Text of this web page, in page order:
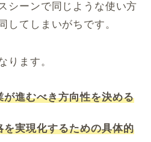
シーンで同じような使い方
してしまいがちです。
ります。
が進むべき方向性を決める
を実現化するための具体的